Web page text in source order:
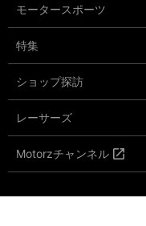
モータースポーツ
特集
ショップ探訪
レーサーズ
Motorzチャンネル